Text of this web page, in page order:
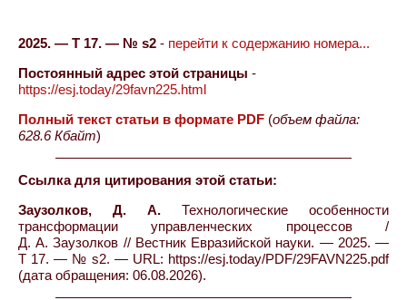
2025. — Т 17. — № s2 - перейти к содержанию номера...
Постоянный адрес этой страницы -
https://esj.today/29favn225.html
Полный текст статьи в формате PDF (объем файла:
628.6 Кбайт)
Ссылка для цитирования этой статьи:
Заузолков, Д. А. Технологические особенности
трансформации управленческих процессов /
Д. А. Заузолков // Вестник Евразийской науки. — 2025. —
Т 17. — № s2. — URL: https://esj.today/PDF/29FAVN225.pdf
(дата обращения: 06.08.2026).